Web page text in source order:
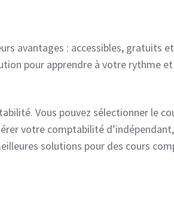
avantages : accessibles, gratuits et
pour apprendre à votre rythme
Vous pouvez sélectionner le
votre comptabilité
solutions pour des cours